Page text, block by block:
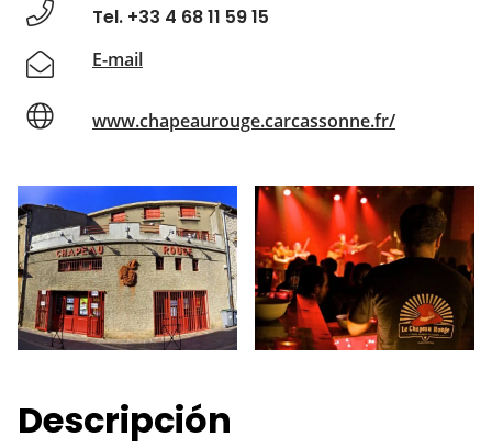
Tel. +33 4 68 11 59 15
E-mail
www.chapeaurouge.carcassonne.fr/
Descripción